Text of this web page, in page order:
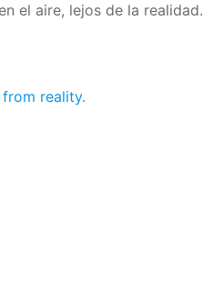
el aire, lejos de la realidad.
reality.